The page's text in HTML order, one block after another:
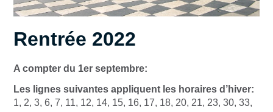
Rentrée 2022
A compter du 1er septembre:
Les lignes suivantes appliquent les horaires d’hiver:
1, 2, 3, 6, 7, 11, 12, 14, 15, 16, 17, 18, 20, 21, 23, 30, 33,